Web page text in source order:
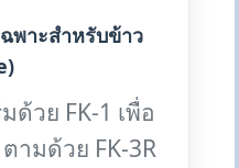
ฉพาะสำหรับข้าว
ด้วย FK-1 เพื่อ
ามด้วย FK-3R